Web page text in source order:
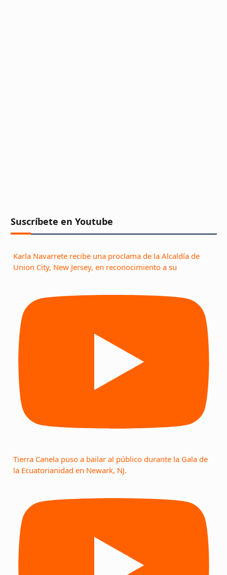
Suscríbete en Youtube
Karla Navarrete recibe una proclama de la Alcaldía de
Union City, New Jersey, en reconocimiento a su
Tierra Canela puso a bailar al público durante la Gala de
la Ecuatorianidad en Newark, NJ.